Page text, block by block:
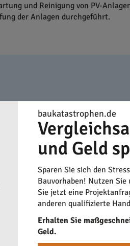
und Reinigung von PV-
der Anlagen durchgeführt.
baukatastrophen.de
und Geld
Sparen Sie sich den
Bauvorhaben! Nutzen
Sie jetzt eine
anderen qualifizierte
Erhalten Sie
Geld.